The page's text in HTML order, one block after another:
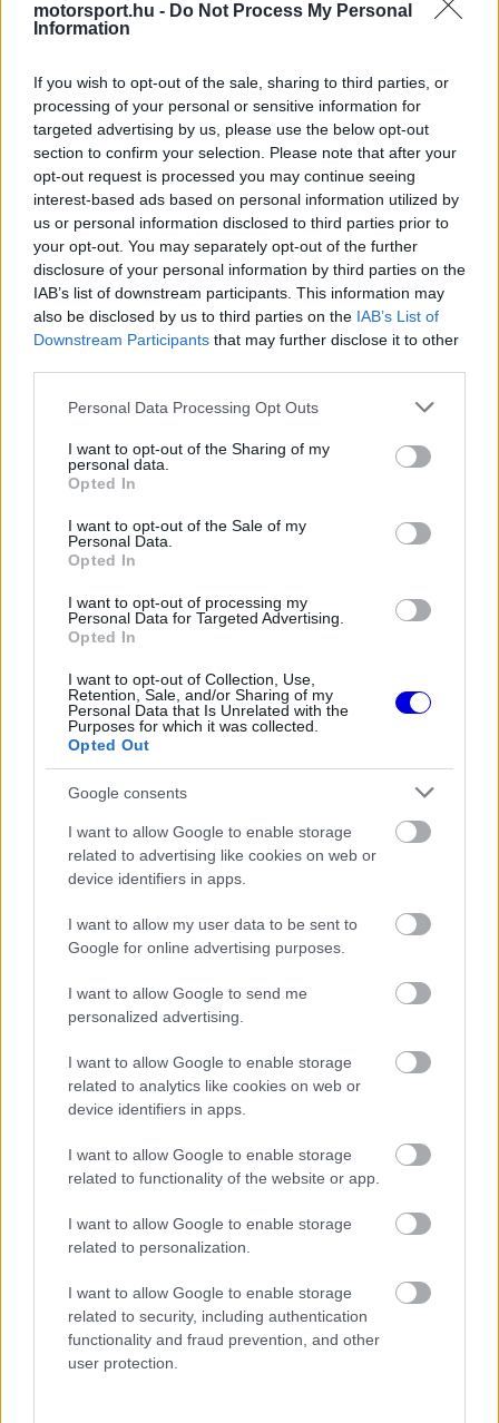
motorsport.hu - Do Not Process My Personal
Information
If you wish to opt-out of the sale, sharing to third parties, or
processing of your personal or sensitive information for
targeted advertising by us, please use the below opt-out
section to confirm your selection. Please note that after your
opt-out request is processed you may continue seeing
interest-based ads based on personal information utilized by
us or personal information disclosed to third parties prior to
your opt-out. You may separately opt-out of the further
disclosure of your personal information by third parties on the
IAB’s list of downstream participants. This information may
also be disclosed by us to third parties on the IAB’s List of
Downstream Participants that may further disclose it to other
Please note that this website/app uses one or more Google
not limited to your visit or usage behaviour. You may click to
grant or deny consent to Google and its third-party tags to
use your data for below specified purposes in below Google
consent section.
Personal Data Processing Opt Outs
I want to opt-out of the Sharing of my
personal data.
Opted In
I want to opt-out of the Sale of my
Personal Data.
Opted In
I want to opt-out of processing my
Personal Data for Targeted Advertising.
Opted In
I want to opt-out of Collection, Use,
Retention, Sale, and/or Sharing of my
Personal Data that Is Unrelated with the
Purposes for which it was collected.
Opted Out
Google consents
I want to allow Google to enable storage
related to advertising like cookies on web or
device identifiers in apps.
I want to allow my user data to be sent to
Google for online advertising purposes.
I want to allow Google to send me
personalized advertising.
I want to allow Google to enable storage
related to analytics like cookies on web or
device identifiers in apps.
I want to allow Google to enable storage
related to functionality of the website or app.
I want to allow Google to enable storage
related to personalization.
I want to allow Google to enable storage
related to security, including authentication
functionality and fraud prevention, and other
user protection.
gyűjtő istálló csapatfőnöke, Toto Wolff azt
mondta, sokat segítene, ha megoldhatnák a
delfinezést, 1 másodpercet viszont nem
nyernének „csodával határos módon”.
Video
is
This
is
The media could not be loaded, either because
the server or network failed or because the format
is not supported.
„A mi delfinezésünk rosszabb, mert a
is fellép, és látható, hol veszítünk a
teljesítményünkből. Ha megnézzük Ausztráliát, azt
látjuk, hogy az 1-es és a 2-es szektorban is
versenyképesek vagyunk.”
EZEKET IS AJÁNLJUK
FORMA-1
Döbbenetes adatgyűjtéssel
döntött a Ferrari Sainz és Ricciardo
FORMA-1
A saját protezsáltja állhat Max
Minden lapját egyetlen pilótára
teheti fel a Ferrari
„A 3-as szektorban viszont a 9-es, 10-es és 12-
es kanyarokon keresztül nagyon sok időt
vesztünk, majdnem egy másodpercet. Tehát a